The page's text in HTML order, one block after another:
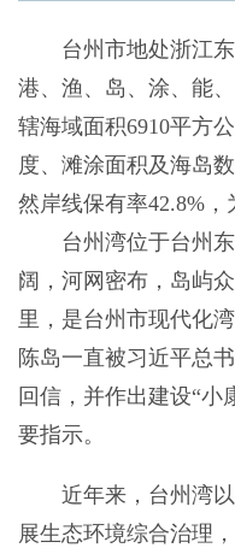
台州市地处浙江东
港、渔、岛、涂、能
辖海域面积6910平方
度、滩涂面积及海岛
然岸线保有率42.8%，
台州湾位于台州东
阔， 河网密布，岛屿
里，是台州市现代化
陈岛一直被习近平总
回信，并作出建设“小
要指示。
近年来， 台州湾
展生态环境综合治理，